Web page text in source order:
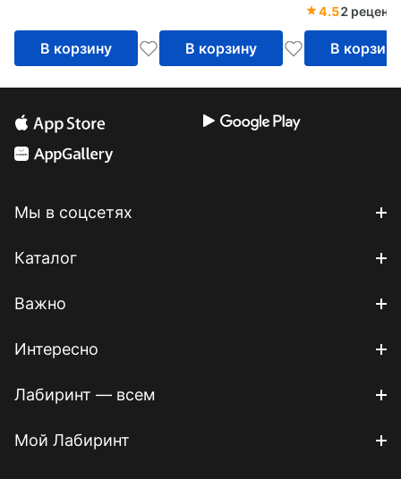
В корзину В корзину
4.52
В корзину
Мы в соцсетях
Каталог
Важно
Интересно
Лабиринт — всем
Мой Лабиринт